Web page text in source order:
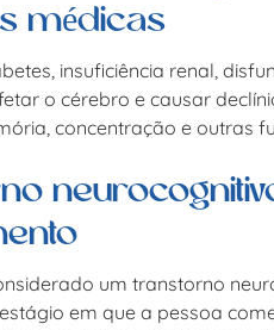
médicas
insuficiência renal,
o cérebro e causar
concentração e outras
um transtorno
em que a pessoa